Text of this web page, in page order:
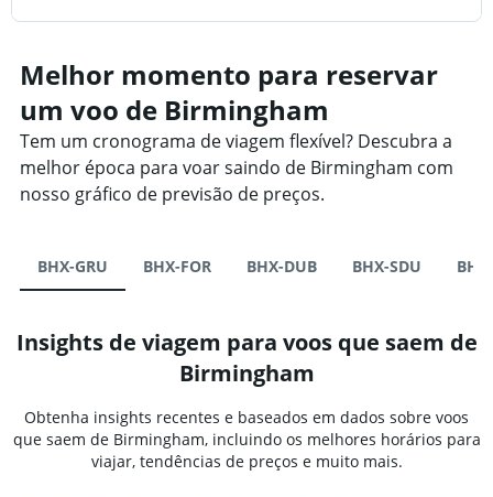
Melhor momento para reservar
um voo de Birmingham
Tem um cronograma de viagem flexível? Descubra a
melhor época para voar saindo de Birmingham com
nosso gráfico de previsão de preços.
BHX-GRU BHX-FOR BHX-DUB BHX-SDU
Insights de viagem para voos que saem de
Birmingham
Obtenha insights recentes e baseados em dados sobre voos
que saem de Birmingham, incluindo os melhores horários para
viajar, tendências de preços e muito mais.